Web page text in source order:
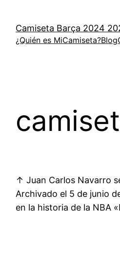
contenido
Camiseta Barça 2024
¿Quién es MiCamiseta?Blog
↑ Juan Carlos Navarro
Archivado el 5 de junio
en la historia de la NBA